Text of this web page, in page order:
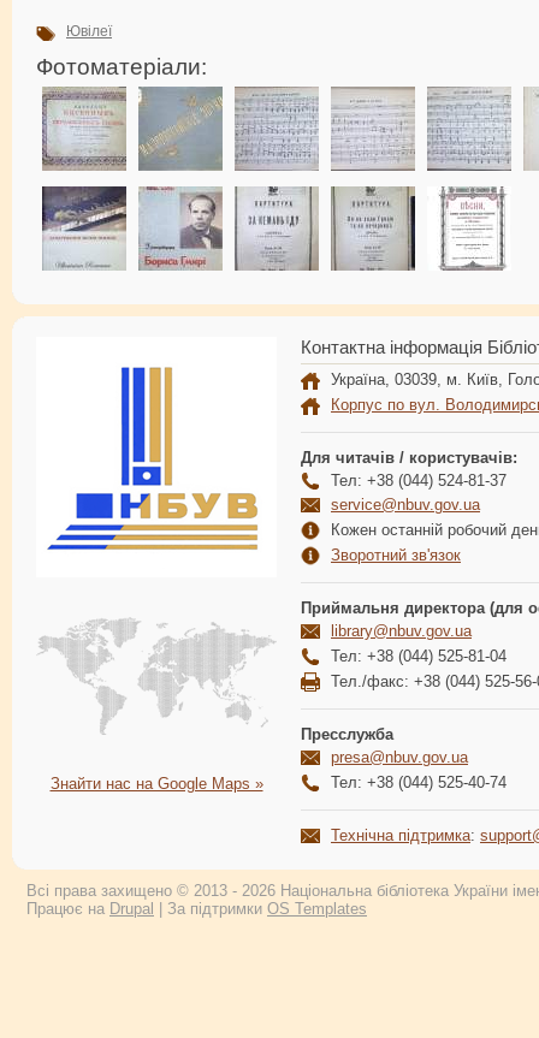
Ювілеї
Фотоматеріали:
Знайти нас на Google Maps »
Контактна інформація
Україна, 03039, м. Київ,
Корпус по вул.
Для читачів / користувачів:
Тел: +38 (044) 524-81-37
service@nbuv.gov.ua
Кожен останній робочий
Зворотний зв'язок
Приймальня директора (для
library@nbuv.gov.ua
Тел: +38 (044) 525-81-04
Тел./факс: +38 (044) 525-56-
Пресслужба
presa@nbuv.gov.ua
Тел: +38 (044) 525-40-74
Технічна підтримка:
Всі права захищено © 2013 - 2026 Національна бібліотека України
Працює на Drupal | За підтримки OS Templates